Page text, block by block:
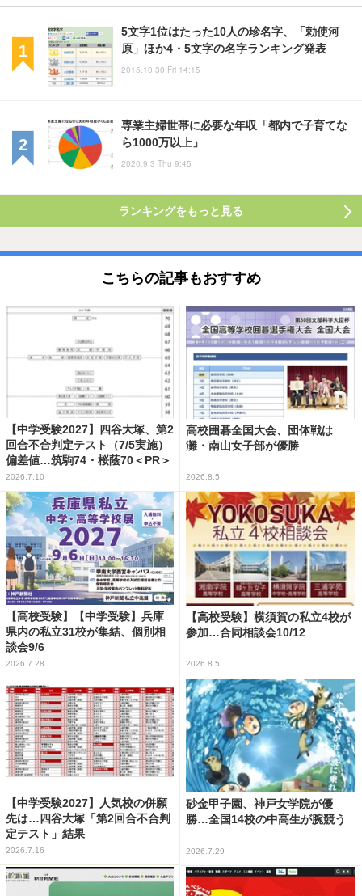
5文字1位はたった10人の珍名字、「勅使河
原」ほか4・5文字の名字ランキング発表
2015.10.30 Fri 14:15
専業主婦世帯に必要な年収「都内で子育てな
ら1000万以上」
2020.9.3 Thu 9:45
ランキングをもっと見る
こちらの記事もおすすめ
【中学受験2027】四谷大塚、第2
回合不合判定テスト（7/5実施）
偏差値…筑駒74・桜蔭70＜PR＞
2026.7.10
高校囲碁全国大会、団体戦は
灘・南山女子部が優勝
2026.8.5
【高校受験】【中学受験】兵庫
県内の私立31校が集結、個別相
談会9/6
2026.7.28
【高校受験】横須賀の私立4校が
参加…合同相談会10/12
2026.8.5
【中学受験2027】人気校の併願
先は…四谷大塚「第2回合不合判
定テスト」結果
2026.7.16
砂金甲子園、神戸女学院が優
勝…全国14校の中高生が腕競う
2026.7.29